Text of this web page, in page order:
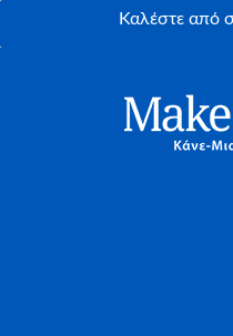
Καλέστε από